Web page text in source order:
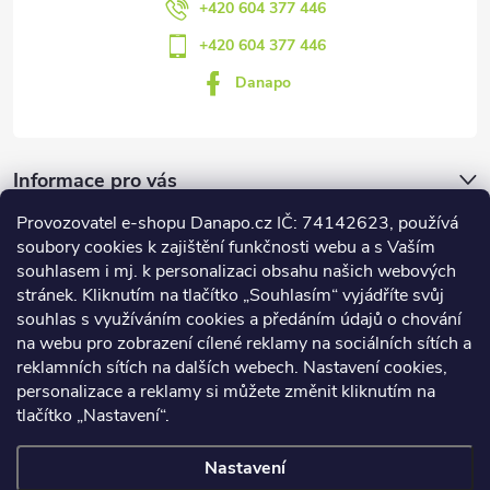
Provozovatel e-shopu Danapo.cz IČ: 74142623, používá
soubory cookies k zajištění funkčnosti webu a s Vaším
souhlasem i mj. k personalizaci obsahu našich webových
stránek. Kliknutím na tlačítko „Souhlasím“ vyjádříte svůj
souhlas s využíváním cookies a předáním údajů o chování
na webu pro zobrazení cílené reklamy na sociálních sítích a
reklamních sítích na dalších webech. Nastavení cookies,
personalizace a reklamy si můžete změnit kliknutím na
tlačítko „Nastavení“.
Nastavení
+420 604 377 446
+420 604 377 446
Danapo
Informace pro vás
Dotazník
Co upřednosťnujete?
Počet hlasů:437
Facebook